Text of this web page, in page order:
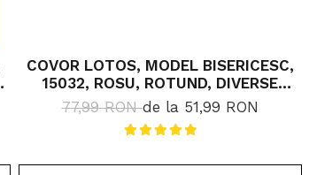
COVOR LOTOS, MODEL BISERICESC,
15032, ROSU, ROTUND, DIVERSE
DIMENSIUNI, 1800 GR/MP
77,99 RONde la 51,99 RON